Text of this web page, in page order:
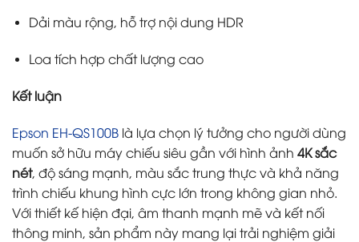
Dải màu rộng, hỗ trợ nội dung HDR
Loa tích hợp chất lượng cao
Kết luận
Epson EH-QS100B là lựa chọn lý tưởng cho người dùng
muốn sở hữu máy chiếu siêu gần với hình ảnh 4K sắc
nét, độ sáng mạnh, màu sắc trung thực và khả năng
trình chiếu khung hình cực lớn trong không gian nhỏ.
Với thiết kế hiện đại, âm thanh mạnh mẽ và kết nối
thông minh, sản phẩm này mang lại trải nghiệm giải